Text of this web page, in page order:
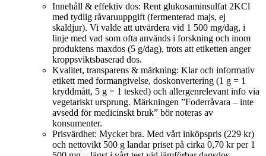
Innehåll & effektiv dos: Rent glukosaminsulfat 2KCl
med tydlig råvaruuppgift (fermenterad majs, ej
skaldjur). Vi valde att utvärdera vid 1 500 mg/dag, i
linje med vad som ofta används i forskning och inom
produktens maxdos (5 g/dag), trots att etiketten anger
kroppsviktsbaserad dos.
Kvalitet, transparens & märkning: Klar och informativ
etikett med formangivelse, doskonvertering (1 g = 1
kryddmått, 5 g = 1 tesked) och allergenrelevant info via
vegetariskt ursprung. Märkningen ”Foderråvara – inte
avsedd för medicinskt bruk” bör noteras av
konsumenter.
Prisvärdhet: Mycket bra. Med vårt inköpspris (229 kr)
och nettovikt 500 g landar priset på cirka 0,70 kr per 1